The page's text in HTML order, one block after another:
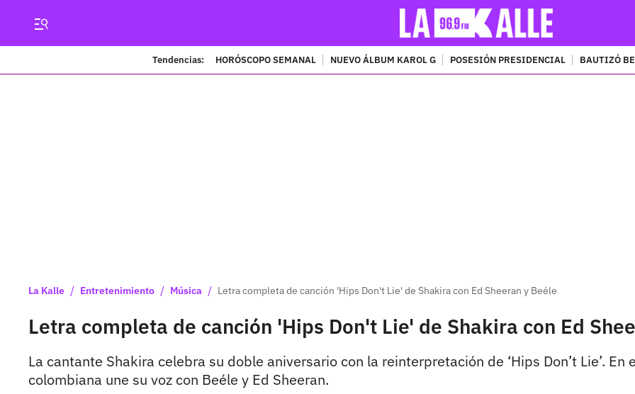
Tendencias: HORÓSCOPO SEMANAL NUEVO ÁLBUM KAROL G POSESIÓN PRESIDENCIAL BAUTIZÓ
La Kalle / Entretenimiento / Música / Letra completa de canción 'Hips Don't Lie' de Shakira con Ed Sheeran y Beéle
Letra completa de canción 'Hips Don't Lie' de Shakira con Ed
La cantante Shakira celebra su doble aniversario con la reinterpretación de ‘Hips Don’t Lie’.
colombiana une su voz con Beéle y Ed Sheeran.